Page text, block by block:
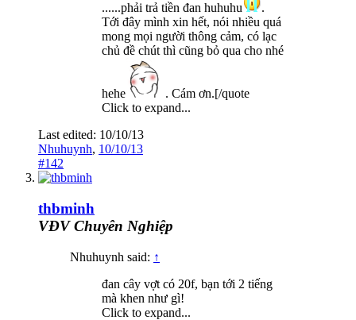
......phải trả tiền đan huhuhu
.
Tới đây mình xin hết, nói nhiều quá
mong mọi người thông cảm, có lạc
chủ đề chút thì cũng bỏ qua cho nhé
hehe
. Cám ơn.[/quote
Click to expand...
Last edited: 10/10/13
Nhuhuynh, 10/10/13
#142
thbminh
VĐV Chuyên Nghiệp
Nhuhuynh said: ↑
đan cây vợt có 20f, bạn tới 2 tiếng
mà khen như gì!
Click to expand...